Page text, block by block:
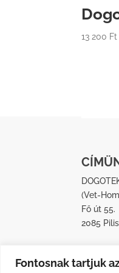
Fontosnak tartjuk
13 200 Ft
(Vet-
Fő út 55.
2085